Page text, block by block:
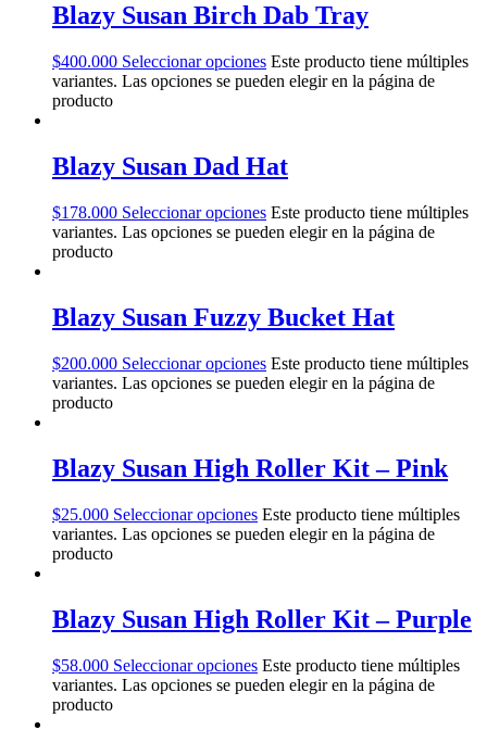
Blazy Susan Birch Dab Tray
$400.000 Seleccionar opciones Este producto tiene múltiples
variantes. Las opciones se pueden elegir en la página de
producto
Blazy Susan Dad Hat
$178.000 Seleccionar opciones Este producto tiene múltiples
variantes. Las opciones se pueden elegir en la página de
producto
Blazy Susan Fuzzy Bucket Hat
$200.000 Seleccionar opciones Este producto tiene múltiples
variantes. Las opciones se pueden elegir en la página de
producto
Blazy Susan High Roller Kit – Pink
$25.000 Seleccionar opciones Este producto tiene múltiples
variantes. Las opciones se pueden elegir en la página de
producto
Blazy Susan High Roller Kit – Purple
$58.000 Seleccionar opciones Este producto tiene múltiples
variantes. Las opciones se pueden elegir en la página de
producto